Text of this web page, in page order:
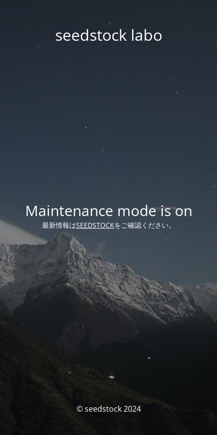
seedstock labo
Maintenance mode is on
最新情報はSEEDSTOCKをご確認ください。
© seedstock 2024